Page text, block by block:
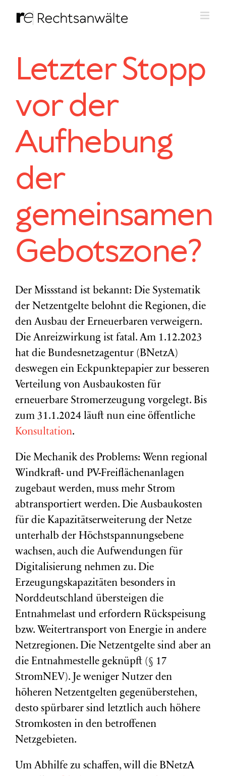
Inhalt
Letzter Stopp
vor der
Aufhebung
der
gemeinsamen
Gebotszone?
Der Missstand ist bekannt: Die Systematik
der Netzentgelte belohnt die Regionen, die
den Ausbau der Erneuerbaren verweigern.
Die Anreizwirkung ist fatal. Am 1.12.2023
hat die Bundesnetzagentur (BNetzA)
deswegen ein Eckpunktepapier zur besseren
Verteilung von Ausbaukosten für
erneuerbare Stromerzeugung vorgelegt. Bis
zum 31.1.2024 läuft nun eine öffentliche
Konsultation.
Die Mechanik des Problems: Wenn regional
Windkraft- und PV-Freiflächenanlagen
zugebaut werden, muss mehr Strom
abtransportiert werden. Die Ausbaukosten
für die Kapazitätserweiterung der Netze
unterhalb der Höchstspannungsebene
wachsen, auch die Aufwendungen für
Digitalisierung nehmen zu. Die
Erzeugungskapazitäten besonders in
Norddeutschland übersteigen die
Entnahmelast und erfordern Rückspeisung
bzw. Weitertransport von Energie in andere
Netzregionen. Die Netzentgelte sind aber an
die Entnahmestelle geknüpft (§ 17
StromNEV). Je weniger Nutzer den
höheren Netzentgelten gegenüberstehen,
desto spürbarer sind letztlich auch höhere
Stromkosten in den betroffenen
Netzgebieten.
Um Abhilfe zu schaffen, will die BNetzA